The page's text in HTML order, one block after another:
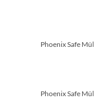
Phoenix Safe
Phoenix Safe